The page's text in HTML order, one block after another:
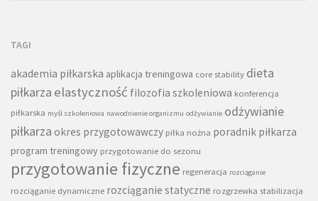
TAGI
akademia piłkarska aplikacja treningowa core stability dieta
piłkarza elastyczność filozofia szkoleniowa konferencja
piłkarska myśl szkoleniowa nawodnienie organizmu odżywianie odżywianie
piłkarza okres przygotowawczy piłka nożna poradnik piłkarza
program treningowy przygotowanie do sezonu
przygotowanie fizyczne regeneracja rozciąganie
rozciąganie dynamiczne rozciąganie statyczne rozgrzewka stabilizacja